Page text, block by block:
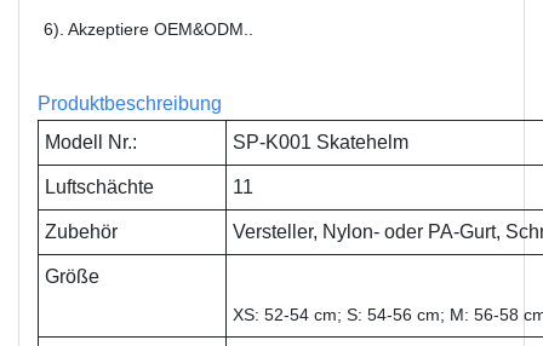
6). Akzeptiere OEM&ODM..
Produktbeschreibung
Modell Nr.:
SP-K001 Skatehelm
Luftschächte 11
Zubehör Versteller, Nylon- oder PA-Gurt,
Größe
XS: 52-54 cm; S: 54-56 cm; M: 56-58